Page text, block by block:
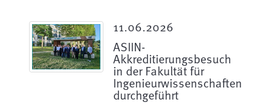
11.06.2026
ASIIN-
Akkreditierungsbesuch
in der Fakultät für
Ingenieurwissenschaften
durchgeführt